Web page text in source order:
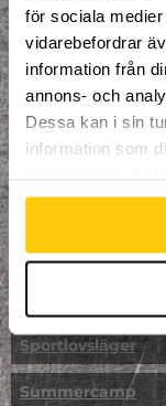
för sociala
vidarebefordrar
information från
annons- och
Dessa kan i sin
information som
Mässa
NPF-Träning
Parkour
Påsk på Dome
Påsklovsläger
Skateboard
Sportlovsläger
Summercamp